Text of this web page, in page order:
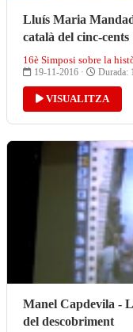
Lluís Maria
català del cinc-cents
16è Simposi sobre la
19-11-2016 · Durada:
VISUALITZA
Manel Capdevila -
del descobriment